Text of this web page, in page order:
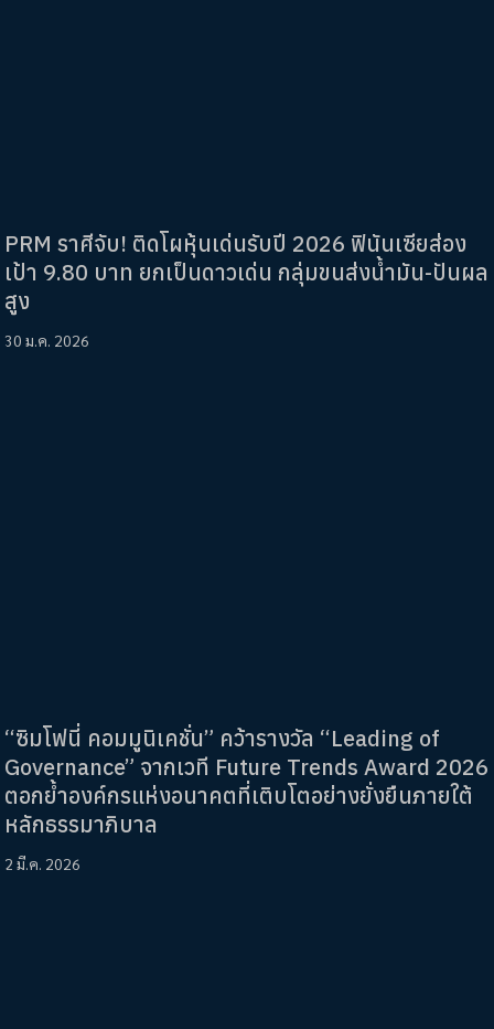
PRM ราศีจับ! ติดโผหุ้นเด่นรับปี 2026 ฟินันเซียส่อง
เป้า 9.80 บาท ยกเป็นดาวเด่น กลุ่มขนส่งน้ำมัน-ปันผล
สูง
30 ม.ค. 2026
“ซิมโฟนี่ คอมมูนิเคชั่น” คว้ารางวัล “Leading of
Governance” จากเวที Future Trends Award 2026
ตอกย้ำองค์กรแห่งอนาคตที่เติบโตอย่างยั่งยืนภายใต้
หลักธรรมาภิบาล
2 มี.ค. 2026